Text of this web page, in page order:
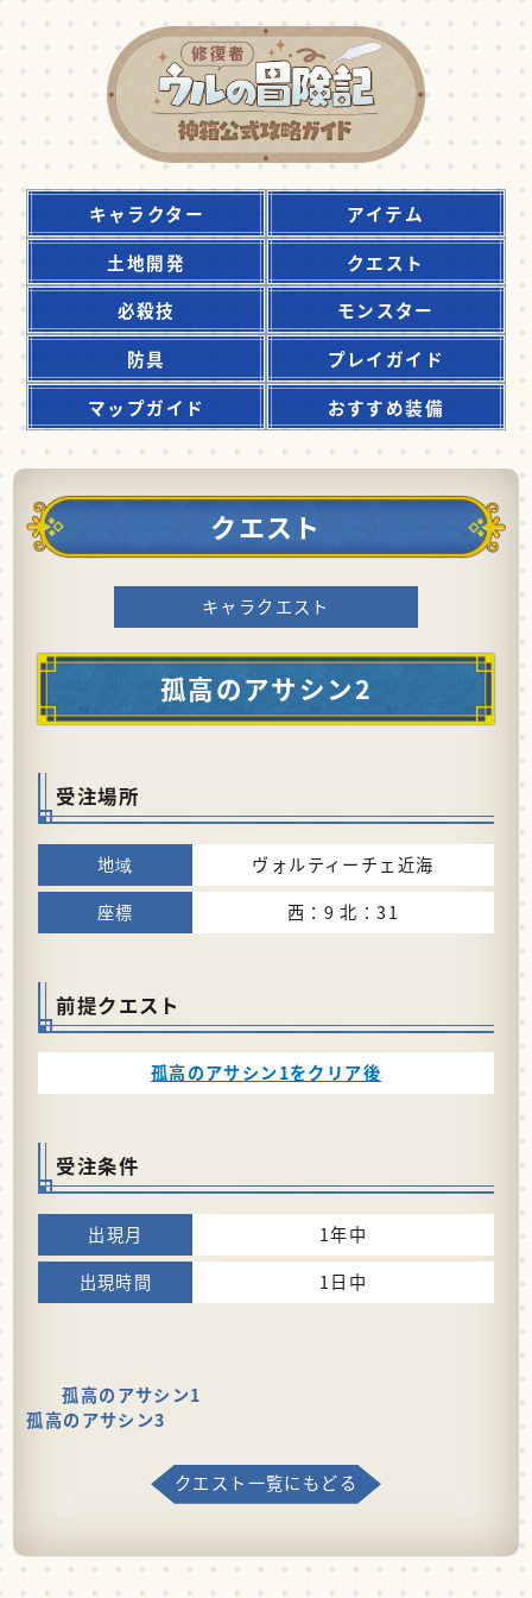
キャラクター
アイテム
土地開発
クエスト
必殺技
モンスター
防具
プレイガイド
マップガイド
おすすめ装備
クエスト
キャラクエスト
孤高のアサシン2
受注場所
ヴォルティーチェ近海
西：9 北：31
前提クエスト
孤高のアサシン1をクリア後
受注条件
1年中
1日中
孤高のアサシン1
孤高のアサシン3
クエスト一覧にもどる